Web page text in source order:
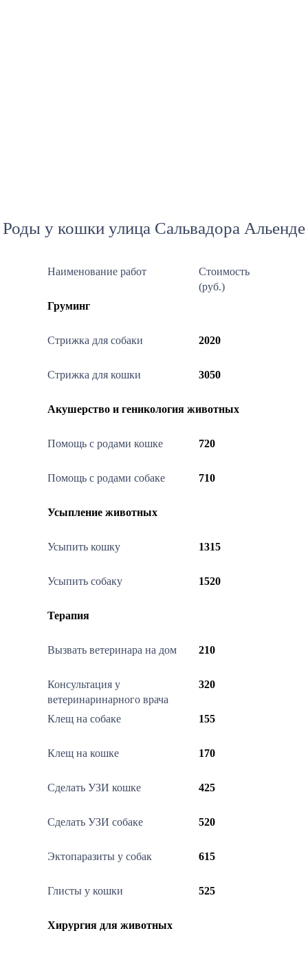
Роды у кошки улица Сальвадора Альенде
Наименование работ
Стоимость
(руб.)
Груминг
Стрижка для собаки 2020
Стрижка для кошки 3050
Акушерство и геникология животных
Помощь с родами кошке 720
Помощь с родами собаке 710
Усыпление животных
Усыпить кошку 1315
Усыпить собаку 1520
Терапия
Вызвать ветеринара на дом 210
Консультация у
ветеринаринарного врача
320
Клещ на собаке 155
Клещ на кошке 170
Сделать УЗИ кошке 425
Сделать УЗИ собаке 520
Эктопаразиты у собак 615
Глисты у кошки 525
Хирургия для животных